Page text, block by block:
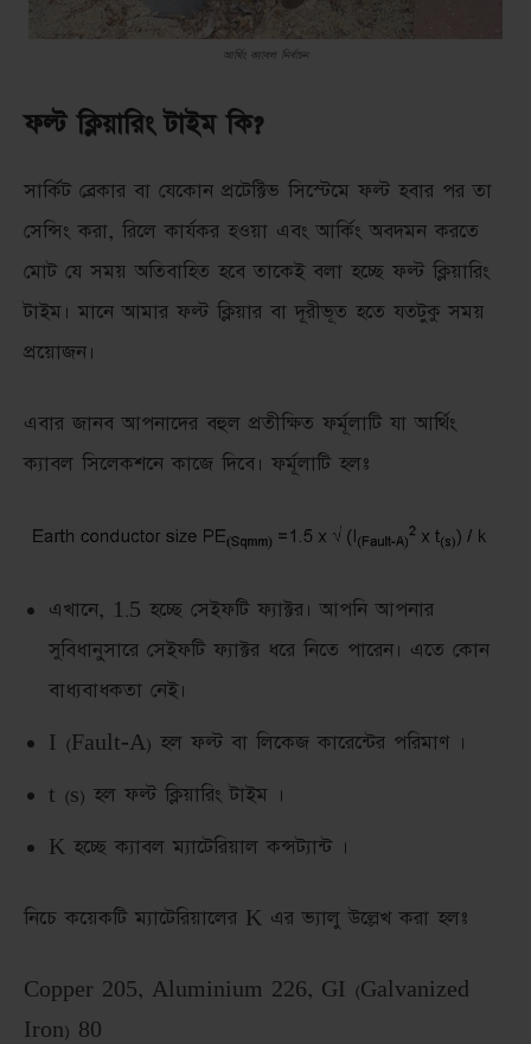
আর্থিং ক্যাবল নির্বাচন
ফল্ট ক্লিয়ারিং টাইম কি?
সার্কিট ব্রেকার বা যেকোন প্রটেক্টিভ সিস্টেমে ফল্ট হবার পর তা
সেন্সিং করা, রিলে কার্যকর হওয়া এবং আর্কিং অবদমন করতে
মোট যে সময় অতিবাহিত হবে তাকেই বলা হচ্ছে ফল্ট ক্লিয়ারিং
টাইম। মানে আমার ফল্ট ক্লিয়ার বা দূরীভূত হতে যতটুকু সময়
প্রয়োজন।
এবার জানব আপনাদের বহুল প্রতীক্ষিত ফর্মূলাটি যা আর্থিং
ক্যাবল সিলেকশনে কাজে দিবে। ফর্মূলাটি হলঃ
এখানে, 1.5 হচ্ছে সেইফটি ফ্যাক্টর। আপনি আপনার
সুবিধানুসারে সেইফটি ফ্যাক্টর ধরে নিতে পারেন। এতে কোন
বাধ্যবাধকতা নেই।
I (Fault-A) হল ফল্ট বা লিকেজ কারেন্টের পরিমাণ ।
t (s) হল ফল্ট ক্লিয়ারিং টাইম ।
K হচ্ছে ক্যাবল ম্যাটেরিয়াল কন্সট্যান্ট ।
নিচে কয়েকটি ম্যাটেরিয়ালের K এর ভ্যালু উল্লেখ করা হলঃ
Copper 205, Aluminium 226, GI (Galvanized
Iron) 80